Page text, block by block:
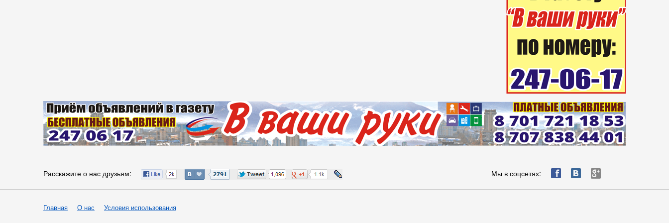
Расскажите о нас друзьям: Мы в соцсетях: ä æ è
Главная О нас Условия использования